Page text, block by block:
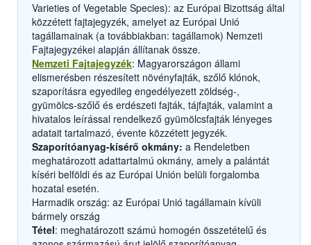
Varieties of Vegetable Species): az Európai Bizottság által
közzétett fajtajegyzék, amelyet az Európai Unió
tagállamainak (a továbbiakban: tagállamok) Nemzeti
Fajtajegyzékei alapján állítanak össze.
Nemzeti Fajtajegyzék: Magyarországon állami
elismerésben részesített növényfajták, szőlő klónok,
szaporításra egyedileg engedélyezett zöldség-,
gyümölcs-szőlő és erdészeti fajták, tájfajták, valamint a
hivatalos leírással rendelkező gyümölcsfajták lényeges
adatait tartalmazó, évente közzétett jegyzék.
Szaporítóanyag-kísérő okmány: a Rendeletben
meghatározott adattartalmú okmány, amely a palántát
kíséri belföldi és az Európai Unión belüli forgalomba
hozatal esetén.
Harmadik ország: az Európai Unió tagállamain kívüli
bármely ország
Tétel: meghatározott számú homogén összetételű és